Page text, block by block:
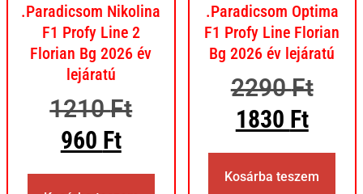
.Paradicsom Nikolina
F1 Profy Line 2
Florian Bg 2026 év
lejáratú
1210Ft
960 Ft
.Paradicsom Optima
F1 Profy Line Florian
Bg 2026 év lejáratú
2290Ft
1830 Ft
Kosárba teszem